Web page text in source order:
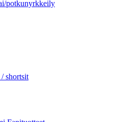
potkunyrkkeily
shortsit